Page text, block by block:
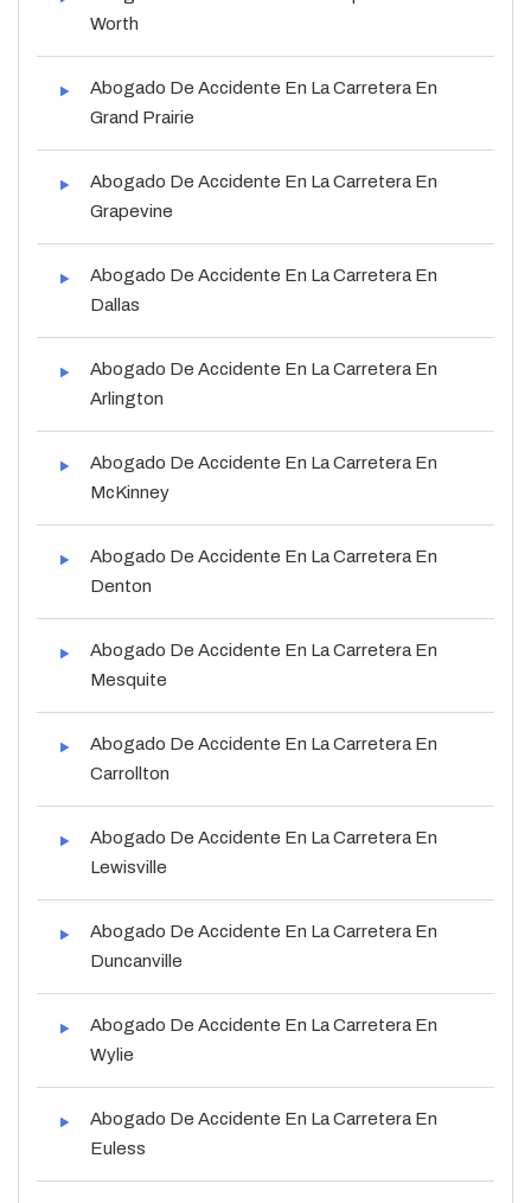
Worth
Abogado De Accidente En La Carretera En
Grand Prairie
Abogado De Accidente En La Carretera En
Grapevine
Abogado De Accidente En La Carretera En
Dallas
Abogado De Accidente En La Carretera En
Arlington
Abogado De Accidente En La Carretera En
McKinney
Abogado De Accidente En La Carretera En
Denton
Abogado De Accidente En La Carretera En
Mesquite
Abogado De Accidente En La Carretera En
Carrollton
Abogado De Accidente En La Carretera En
Lewisville
Abogado De Accidente En La Carretera En
Duncanville
Abogado De Accidente En La Carretera En
Wylie
Abogado De Accidente En La Carretera En
Euless